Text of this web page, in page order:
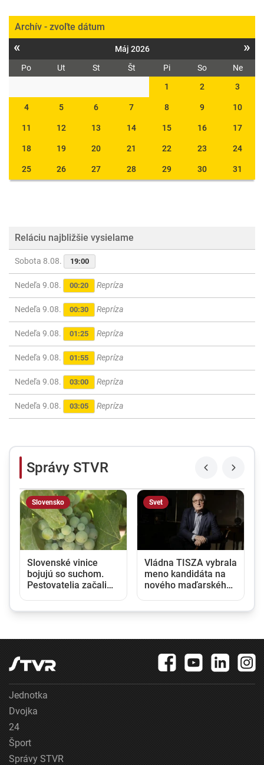
Archív - zvoľte dátum
« Máj 2026 »
Po Ut St Št Pi So
Ne
1
2 3
4 5 6 7 8 9 10
11 12 13 14 15 16 17
18 19 20 21 22 23 24
25 26 27 28 29 30 31
Reláciu najbližšie vysielame
Sobota 8.08. 19:00
Nedeľa 9.08. 00:20 Repríza
Nedeľa 9.08. 00:30 Repríza
Nedeľa 9.08. 01:25 Repríza
Nedeľa 9.08. 01:55 Repríza
Nedeľa 9.08. 03:00 Repríza
Nedeľa 9.08. 03:05 Repríza
Správy STVR
Slovensko
Slovenské vinice
bojujú so suchom.
Pestovatelia začali
Svet
Vládna TISZA vybrala
meno kandidáta na
nového maďarského
Jednotka
Dvojka
24
Šport
Správy STVR